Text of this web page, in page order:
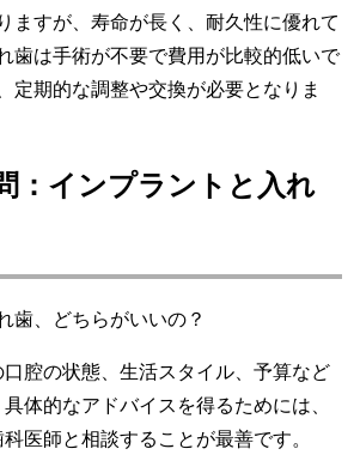
ますが、寿命が長く、耐久性に優れて
歯は手術が不要で費用が比較的低いで
定期的な調整や交換が必要となりま
：インプラントと入れ
歯、どちらがいいの？
口腔の状態、生活スタイル、予算など
体的なアドバイスを得るためには、
医師と相談することが最善です。